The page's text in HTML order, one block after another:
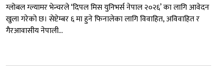
ग्लोबल ग्ल्यामर भेन्चरले ‘दिपल मिस युनिभर्स नेपाल २०२६’ का लागि आवेदन
खुला गरेको छ। सेप्टेम्बर ६ मा हुने फिनालेका लागि विवाहित, अविवाहित र
गैरआवासीय नेपाली...